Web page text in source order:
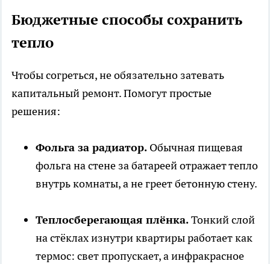
Бюджетные способы сохранить
тепло
Чтобы согреться, не обязательно затевать
капитальный ремонт. Помогут простые
решения:
Фольга за радиатор. Обычная пищевая
фольга на стене за батареей отражает тепло
внутрь комнаты, а не греет бетонную стену.
Теплосберегающая плёнка.Тонкий слой
на стёклах изнутри квартиры работает как
термос: свет пропускает, а инфракрасное